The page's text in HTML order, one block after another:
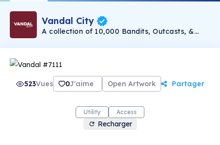
Vandal City
A collection of 10,000 Bandits, Outcasts, &
epicenter of Web3 innovation, fostering top-tier
523Vues 0J'aime Open Artwork Partager
Utility Access
Recharger